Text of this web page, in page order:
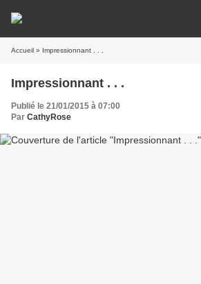
Accueil » Impressionnant . . .
Impressionnant . . .
Publié le 21/01/2015 à 07:00
Par CathyRose